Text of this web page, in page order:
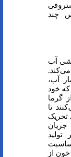
چند
آب
آب،
خود
گرما
تا
تحریک
از